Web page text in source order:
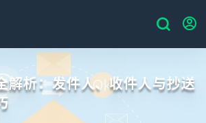
解析：发件人、收件人与抄送